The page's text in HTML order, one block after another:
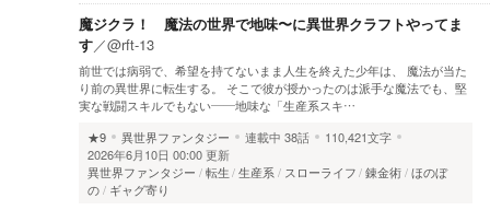
魔ジクラ！ 魔法の世界で地味〜に異世界クラフトやってま
す／@rft-13
前世では病弱で、希望を持てないまま人生を終えた少年は、 魔法が当た
り前の異世界に転生する。 そこで彼が授かったのは派手な魔法でも、堅
実な戦闘スキルでもない――地味な「生産系スキ…
★9
異世界ファンタジー 連載中 38話
110,421文字
2026年6月10日 00:00 更新
異世界ファンタジー
転生 生産系 スローライフ 錬金術 ほのぼ
の
ギャグ寄り